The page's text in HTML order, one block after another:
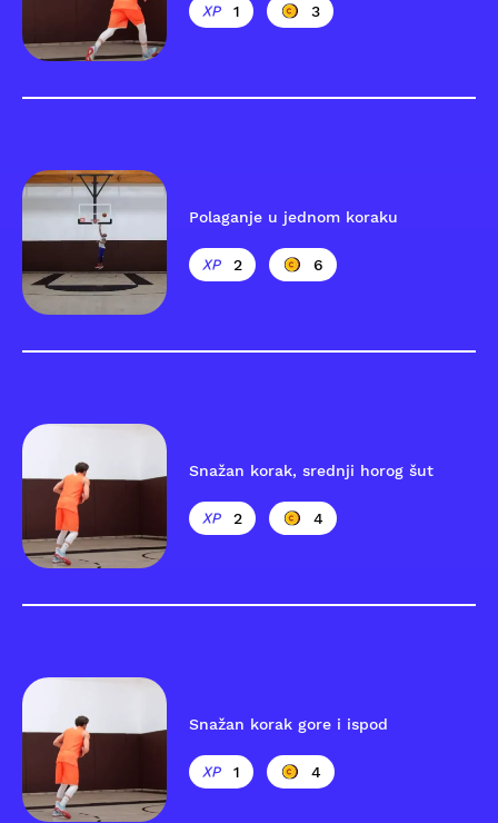
1 3
Polaganje u jednom koraku
2 6
Snažan korak, srednji horog šut
2 4
Snažan korak gore i ispod
1 4